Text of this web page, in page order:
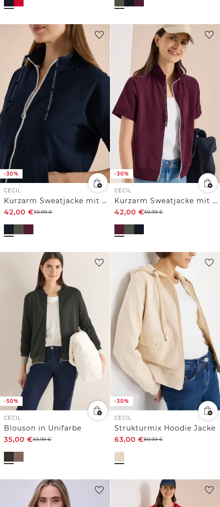
-30%
CECIL
Kurzarm Sweatjacke mit Zipper
42,00 €59,99€
-30%
CECIL
Kurzarm Sweatjacke mit Zipper
42,00 €59,99€
-50%
CECIL
Blouson in Unifarbe
35,00 €69,99€
-30%
CECIL
Strukturmix Hoodie Jacke
63,00 €89,99€